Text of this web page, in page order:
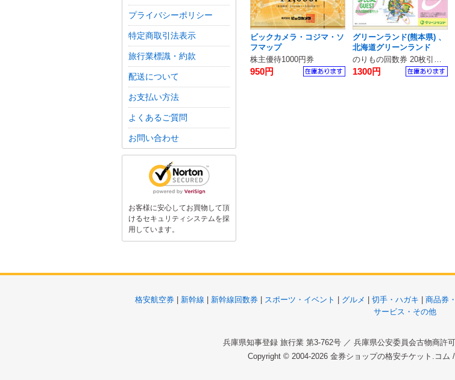
ビックカメラ・コジマ・ソ
フマップ
株主優待1000円券
950円
グリーンランド(熊本県) 、
北海道グリーンランド
のりもの回数券 20枚引換券
1300円
プライバシーポリシー
特定商取引法表示
旅行業標識・約款
配送について
お支払い方法
よくあるご質問
お問い合わせ
お客様に安心してお買物して頂
けるセキュリティシステムを採
用しています。
格安航空券 新幹線 新幹線回数券 スポーツ・イベント グルメ 切手・ハガキ 商品券
サービス・その他
兵庫県知事登録 旅行業 第3-762号 ／ 兵庫県公安委員会古物商許
Copyright © 2004-2026 金券ショップの格安チケット.コム